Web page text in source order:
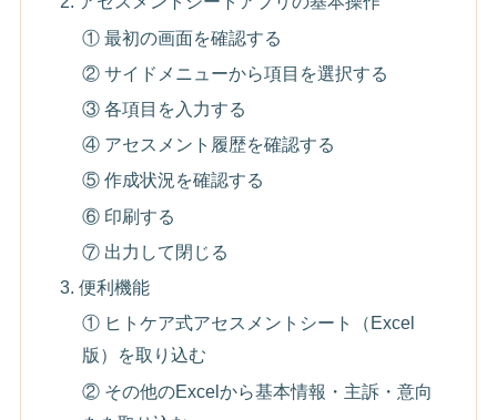
① 最初の画面を確認する
② サイドメニューから項目を選択する
③ 各項目を入力する
④ アセスメント履歴を確認する
⑤ 作成状況を確認する
⑥ 印刷する
⑦ 出力して閉じる
3. 便利機能
① ヒトケア式アセスメントシート（Excel
版）を取り込む
② その他のExcelから基本情報・主訴・意向